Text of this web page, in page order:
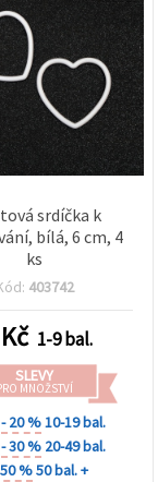
srdíčka k
bílá, 6 cm, 4
ks
403742
Kč 1-9 bal.
SLEVY
MNOŽSTVÍ
- 20 %10-19 bal.
- 30 % 20-49 bal.
%50 bal. +